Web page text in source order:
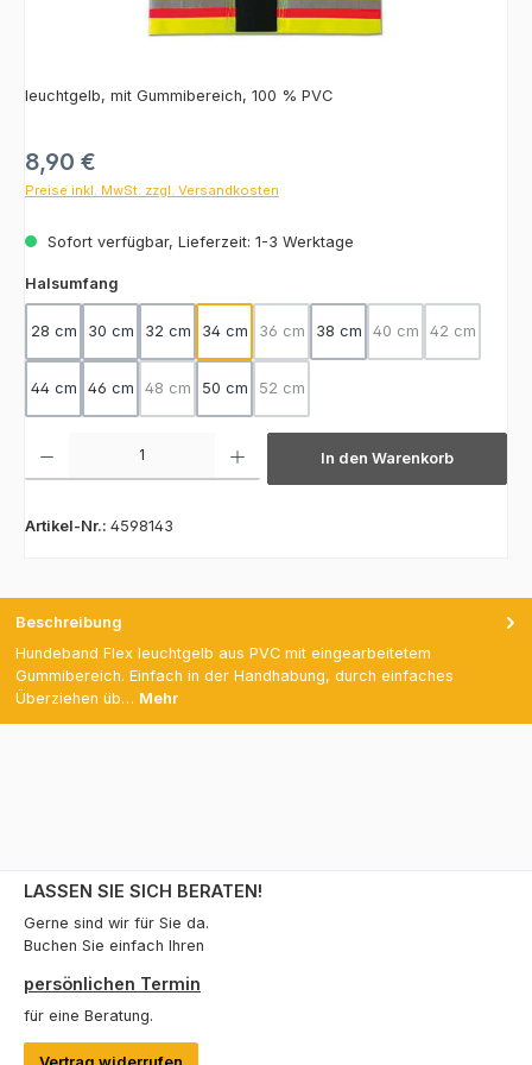
leuchtgelb, mit Gummibereich, 100 % PVC
Regulärer Preis:
8,90 €
Preise inkl. MwSt. zzgl. Versandkosten
Sofort verfügbar, Lieferzeit: 1-3 Werktage
Halsumfang
28 cm 30 cm 32 cm 34 cm 36 cm
(Diese Option ist zurzeit nicht
38 cm 40 cm
(Diese Option ist
42 cm
(Diese
44 cm 46 cm 48 cm
(Diese Option ist zurzeit nicht verfügbar.)
50 cm 52 cm
(Diese Option ist zurzeit nicht
In den Warenkorb
Artikel-Nr.: 4598143
Beschreibung
Hundeband Flex leuchtgelb aus PVC mit eingearbeitetem
Gummibereich. Einfach in der Handhabung, durch einfaches
Überziehen üb… Mehr
LASSEN SIE SICH BERATEN!
Gerne sind wir für Sie da.
Buchen Sie einfach Ihren
persönlichen Termin
für eine Beratung.